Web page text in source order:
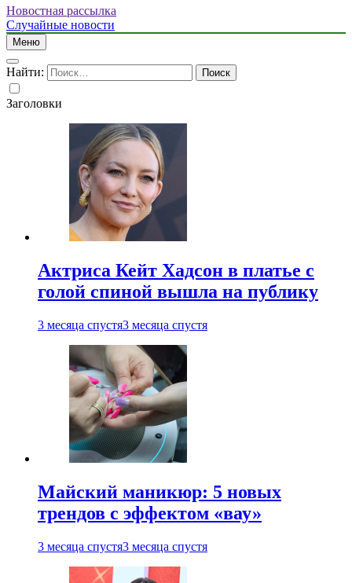
Новостная рассылка
Случайные новости
Меню
Найти:
Заголовки
Актриса Кейт Хадсон в платье с
голой спиной вышла на публику
3 месяца спустя3 месяца спустя
Майский маникюр: 5 новых
трендов с эффектом «вау»
3 месяца спустя3 месяца спустя